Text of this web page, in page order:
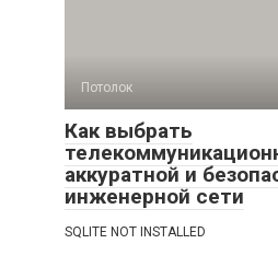
Потолок
Как выбрать
аккуратной и
инженерной сети
SQLITE NOT INSTALLED